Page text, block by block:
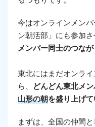
今はオンラインメン
ン朝活部」にも参加さ
メンバー同士のつなが
東北にはまだオンラ
ら、 どんどん東北メ
山形の朝を盛り上げ
まずは、全国の仲間